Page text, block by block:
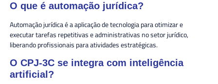
O que é automação jurídica?
Automação jurídica é a aplicação de tecnologia para otimizar e
executar tarefas repetitivas e administrativas no setor jurídico,
liberando profissionais para atividades estratégicas.
O CPJ-3C se integra com inteligência
artificial?